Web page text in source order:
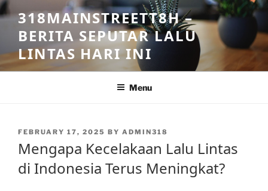
Skip
to
content
318MAINSTREETT8H –
BERITA SEPUTAR LALU
LINTAS HARI INI
Menu
POSTED
FEBRUARY 17, 2025 BY ADMIN318
Mengapa Kecelakaan Lalu Lintas
di Indonesia Terus Meningkat?